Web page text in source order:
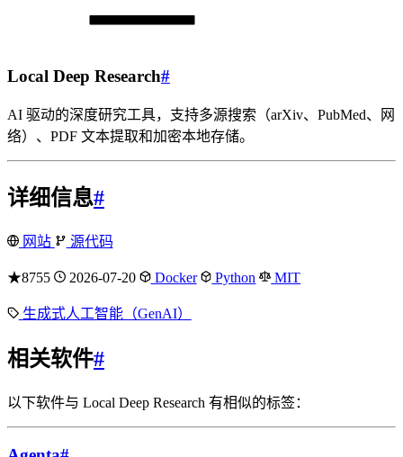
Local Deep Research#
AI 驱动的深度研究工具，支持多源搜索（arXiv、PubMed、网
络）、PDF 文本提取和加密本地存储。
详细信息#
网站 源代码
★8755 2026-07-20 Docker Python MIT
生成式人工智能（GenAI）
相关软件#
以下软件与 Local Deep Research 有相似的标签：